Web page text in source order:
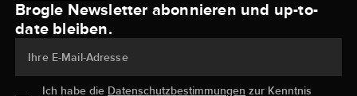
Brogle Newsletter abonnieren und up-to-
date bleiben.
Ihre E-Mail-Adresse
Ich habe die Datenschutzbestimmungen zur Kenntnis